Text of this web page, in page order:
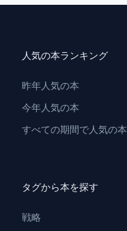
人気の本ランキング
昨年人気の本
今年人気の本
すべての期間で人気の本
タグから本を探す
戦略